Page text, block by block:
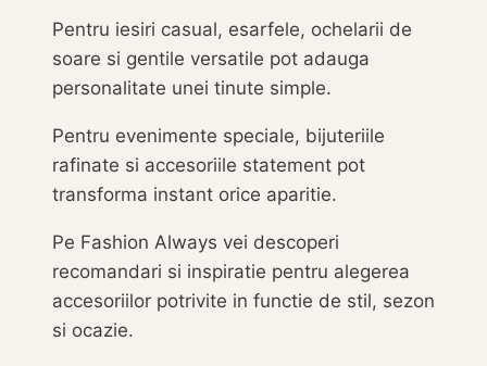
Pentru iesiri casual, esarfele, ochelarii de
soare si gentile versatile pot adauga
personalitate unei tinute simple.
Pentru evenimente speciale, bijuteriile
rafinate si accesoriile statement pot
transforma instant orice aparitie.
Pe Fashion Always vei descoperi
recomandari si inspiratie pentru alegerea
accesoriilor potrivite in functie de stil, sezon
si ocazie.